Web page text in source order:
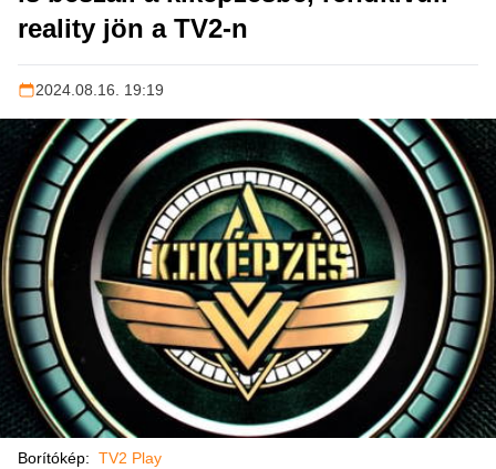
reality jön a TV2-n
2024.08.16. 19:19
Borítókép: TV2 Play